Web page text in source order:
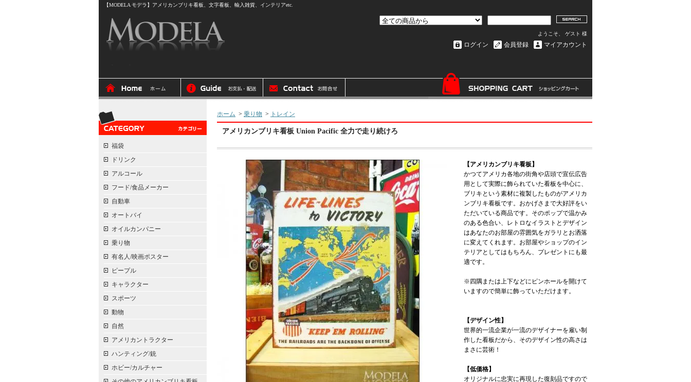
【MODELA モデラ】アメリカンブリキ看板、文字看板、輸入雑貨、インテリアetc.
ようこそ、 ゲスト 様
マイアカウント
会員登録
ログイン
福袋
ドリンク
アルコール
フード/食品メーカー
自動車
オートバイ
オイルカンパニー
乗り物
有名人/映画ポスター
ピープル
キャラクター
スポーツ
動物
自然
アメリカントラクター
ハンティング/銃
ホビー/カルチャー
ホーム > 乗り物 > トレイン
アメリカンブリキ看板 Union Pacific 全力で走り続けろ
【アメリカンブリキ看板】
かつてアメリカ各地の街角や店頭で宣伝広告
用として実際に飾られていた看板を中心に、
ブリキという素材に複製したものがアメリカ
ンブリキ看板です。おかげさまで大好評をい
ただいている商品です。そのポップで温かみ
のある色合い、レトロなイラストとデザイン
はあなたのお部屋の雰囲気をガラリとお洒落
に変えてくれます。お部屋やショップのイン
テリアとしてはもちろん、プレゼントにも最
適です。
※四隅または上下などにピンホールを開けて
いますので簡単に飾っていただけます。
【デザイン性】
世界的一流企業が一流のデザイナーを雇い制
作した看板だから、そのデザイン性の高さは
まさに芸術！
【低価格】
オリジナルに忠実に再現した復刻品ですので